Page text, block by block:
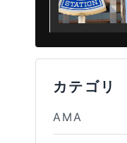
カテゴリ
AMA